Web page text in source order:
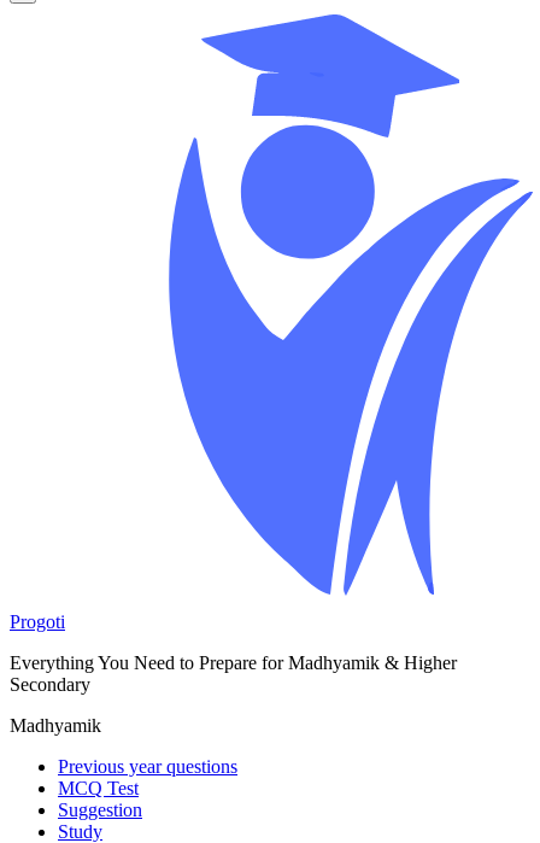
Progoti
Everything You Need to Prepare for Madhyamik & Higher
Secondary
Madhyamik
Previous year questions
MCQ Test
Suggestion
Study